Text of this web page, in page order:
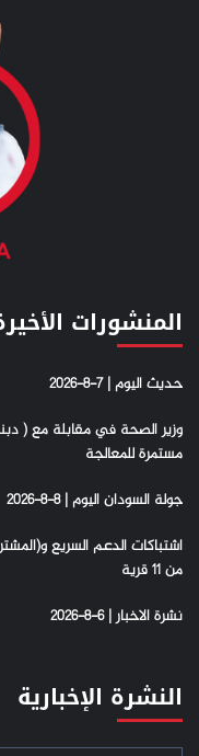
المنشورات
حديث اليوم | 7-8-2026
وزير الصحة في مقابلة مع (
مستمرة للمعالجة
جولة السودان اليوم | 8-8-2026
اشتباكات الدعم السريع
من 11 قرية
نشرة الاخبار | 6-8-2026
النشرة الإخبارية